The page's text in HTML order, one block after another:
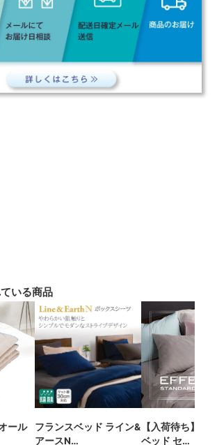
いる商品
ール
フランスベッド ライン&
アースN…
【入荷待ち】 フ
ベッド セ…